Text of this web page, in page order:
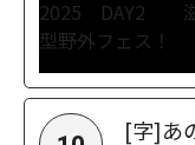
[字]あ